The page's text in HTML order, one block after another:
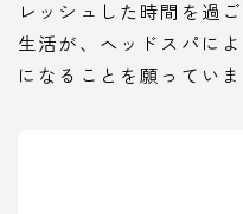
レッシュした時間を過
生活が、ヘッドスパに
になることを願っていま